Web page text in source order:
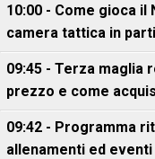
10:00 - Come gioca il
camera tattica in
09:45 - Terza maglia
prezzo e come
09:42 - Programma
allenamenti ed